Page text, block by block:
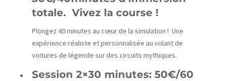
totale. Vivez la course !
Plongez 40 minutes au cœur de la simulation ! Une
expérience réaliste et personnalisée au volant de
voitures de légende sur des circuits mythiques.
Session 2×30 minutes: 50€/60